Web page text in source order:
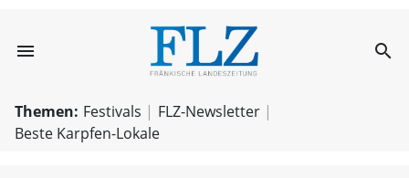
menu FLZ – search
Themen: Festivals
FLZ-Newsletter
Beste Karpfen-Lokale